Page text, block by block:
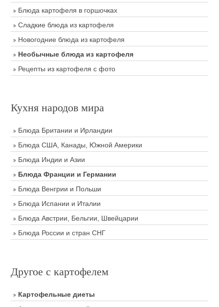
Блюда картофеля в горшочках
Сладкие блюда из картофеля
Новогодние блюда из картофеля
Необычные блюда из картофеля
Рецепты из картофеля с фото
Кухня народов мира
Блюда Британии и Ирландии
Блюда США, Канады, Южной Америки
Блюда Индии и Азии
Блюда Франции и Германии
Блюда Венгрии и Польши
Блюда Испании и Италии
Блюда Австрии, Бельгии, Швейцарии
Блюда России и стран СНГ
Другое с картофелем
Картофельные диеты